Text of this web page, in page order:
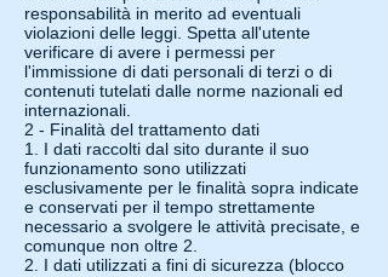
responsabilità in merito ad eventuali
violazioni delle leggi. Spetta all'utente
verificare di avere i permessi per
l'immissione di dati personali di terzi o di
contenuti tutelati dalle norme nazionali ed
internazionali.
2 - Finalità del trattamento dati
1. I dati raccolti dal sito durante il suo
funzionamento sono utilizzati
esclusivamente per le finalità sopra indicate
e conservati per il tempo strettamente
necessario a svolgere le attività precisate, e
comunque non oltre 2.
2. I dati utilizzati a fini di sicurezza (blocco